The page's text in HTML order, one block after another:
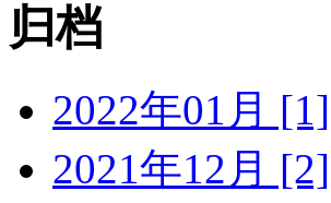
归档
2022年01月 [1]
2021年12月 [2]